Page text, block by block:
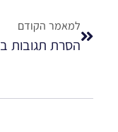
למאמר הקודם